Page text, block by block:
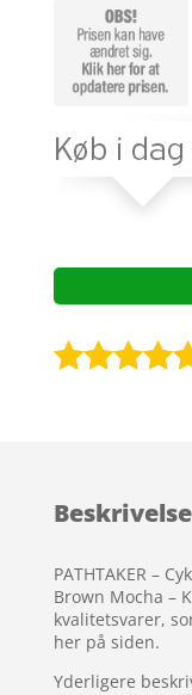
kundebedøm
Beskrivelse
PATHTAKER –
Brown Mocha –
kvalitetsvarer,
her på siden.
Yderligere